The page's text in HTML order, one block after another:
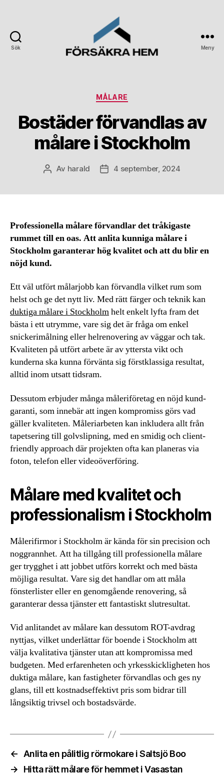
Sök Meny
Kategorier
MÅLARE
Bostäder förvandlas av
målare i Stockholm
Inläggsförfattare
Av harald Inläggsdatum
4 september, 2024
Professionella målare förvandlar det tråkigaste
rummet till en oas. Att anlita kunniga målare i
Stockholm garanterar hög kvalitet och att du blir en
nöjd kund.
Ett väl utfört målarjobb kan förvandla vilket rum som
helst och ge det nytt liv. Med rätt färger och teknik kan
duktiga målare i Stockholmhelt enkelt lyfta fram det
bästa i ett utrymme, vare sig det är fråga om enkel
snickerimålning eller helrenovering av väggar och tak.
Kvaliteten på utfört arbete är av yttersta vikt och
kunderna ska kunna förvänta sig förstklassiga resultat,
alltid inom utsatt tidsram.
Dessutom erbjuder många måleriföretag en nöjd kund-
garanti, som innebär att ingen kompromiss görs vad
gäller kvaliteten. Måleriarbeten kan inkludera allt från
tapetsering till golvslipning, med en smidig och client-
friendly approach där projekten ofta kan planeras via
foton, telefon eller videoöverföring.
Målare med kvalitet och
professionalism i Stockholm
Målerifirmor i Stockholm är kända för sin precision och
noggrannhet. Att ha tillgång till professionella målare
ger trygghet i att jobbet utförs korrekt och med bästa
möjliga resultat. Vare sig det handlar om att måla
fönsterlister eller en genomgående renovering, så
garanterar dessa tjänster ett fantastiskt slutresultat.
Vid anlitandet av målare kan dessutom ROT-avdrag
nyttjas, vilket underlättar för boende i Stockholm att
välja kvalitativa tjänster utan att kompromissa med
budgeten. Med erfarenheten och yrkesskickligheten hos
duktiga målare, kan fastigheter förvandlas och ges ny
glans, till ett kostnadseffektivt pris som bidrar till
långsiktig trivsel och bostadsvärde.
← Anlita en pålitlig rörmokare i Saltsjö Boo
→
Hitta rätt målare för hemmet i Vasastan